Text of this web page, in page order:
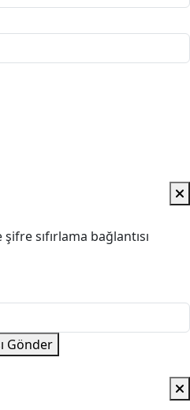
sıfırlama bağlantısı
Gönder